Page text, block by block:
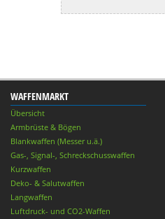
WAFFENMARKT
Übersicht
Armbrüste & Bögen
Blankwaffen (Messer u.ä.)
Gas-, Signal-, Schreckschusswaffen
Kurzwaffen
Deko- & Salutwaffen
Langwaffen
Luftdruck- und CO2-Waffen